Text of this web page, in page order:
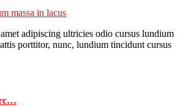
adipiscing ultricies odio cursus lundium
porttitor, nunc, lundium tincidunt cursus